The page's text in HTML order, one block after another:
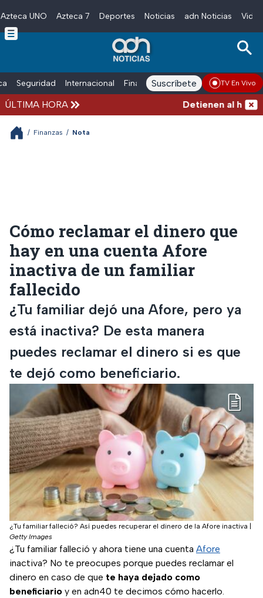
Skip to main content
Azteca UNO Azteca 7 Deportes Noticias adn Noticias
Seguridad Internacional Finanzas adn Noticias Radio
Suscríbete TV En Vivo
ÚLTIMA HORA Detienen al
/ Finanzas / Nota
Cómo reclamar el dinero que
hay en una cuenta Afore
inactiva de un familiar
fallecido
¿Tu familiar dejó una Afore, pero ya
está inactiva? De esta manera
puedes reclamar el dinero si es que
te dejó como beneficiario.
¿Tu familiar falleció? Así puedes recuperar el dinero de la Afore inactiva
Getty Images
¿Tu familiar falleció y ahora tiene una cuenta Afore
inactiva? No te preocupes porque puedes reclamar el
dinero en caso de que te haya dejado como
beneficiario y en adn40 te decimos cómo hacerlo.